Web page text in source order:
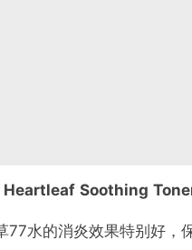
Soothing
77水的消炎效果特别好，